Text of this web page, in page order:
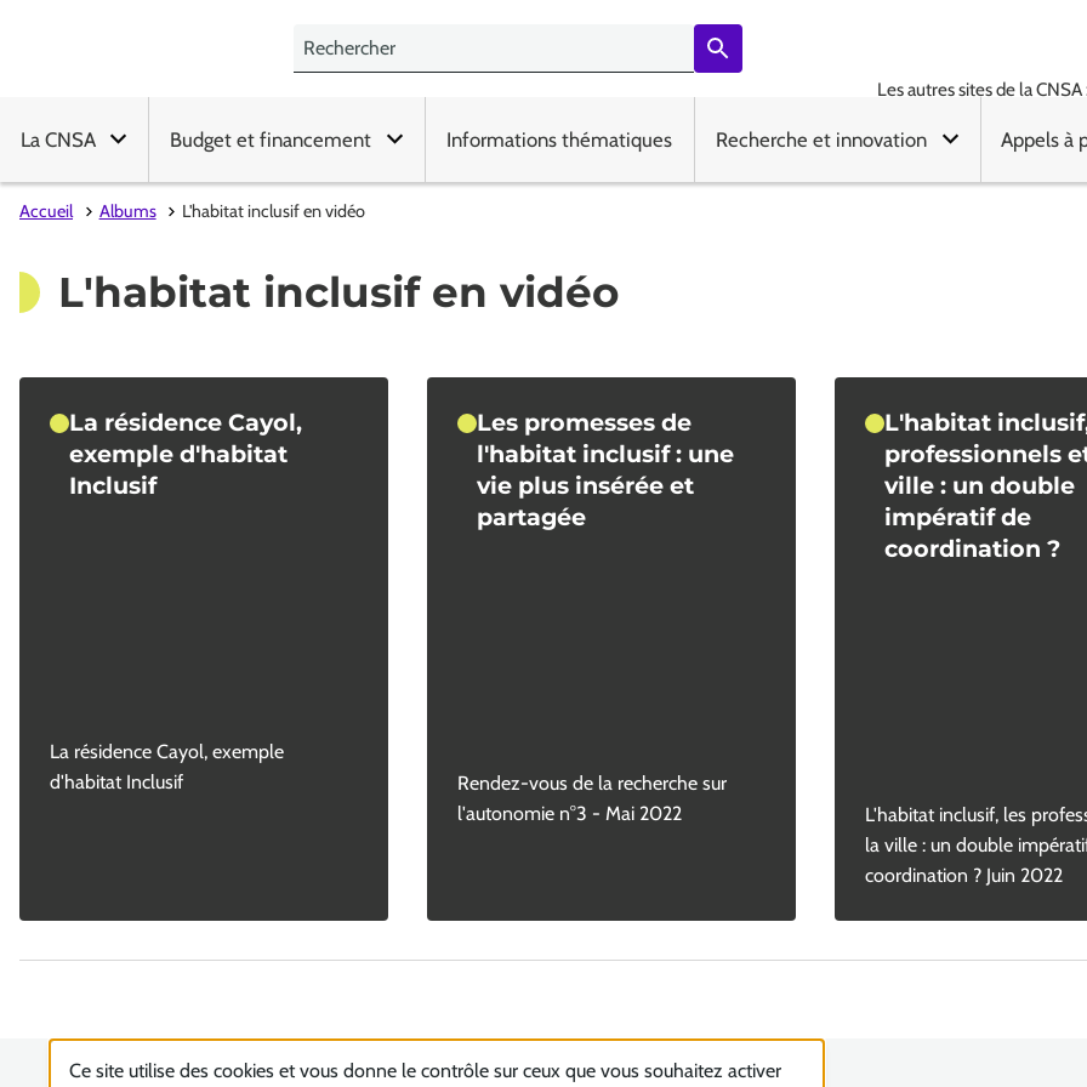
Les autres sites de la CNSA
La CNSA Budget et financement Informations thématiques Recherche et innovation Appels à
Accueil Albums L'habitat inclusif en vidéo
L'habitat inclusif en vidéo
La résidence Cayol,
exemple d'habitat
Inclusif
La résidence Cayol, exemple
d'habitat Inclusif
Les promesses de
l'habitat inclusif : une
vie plus insérée et
partagée
Rendez-vous de la recherche sur
l'autonomie n°3 - Mai 2022
L'habitat
professionnels
ville : un double
impératif de
coordination ?
L'habitat inclusif, les
la ville : un double
coordination ? Juin 2022
Ce site utilise des cookies et vous donne le contrôle sur ceux que vous souhaitez activer